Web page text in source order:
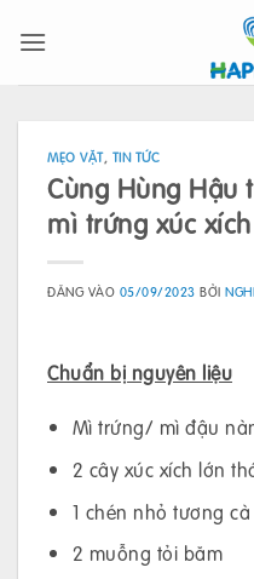
qua
MẸO VẶT, TIN TỨC
Cùng Hùng Hậu
mì trứng xúc xích
ĐĂNG VÀO 05/09/2023 BỞI
Chuẩn bị nguyên liệu
Mì trứng/ mì đậu
2 cây xúc xích lớn
1 chén nhỏ tương cà
2 muỗng tỏi băm